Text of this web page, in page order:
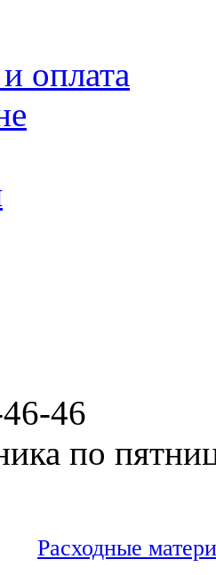
оплата
46
по
Расходные